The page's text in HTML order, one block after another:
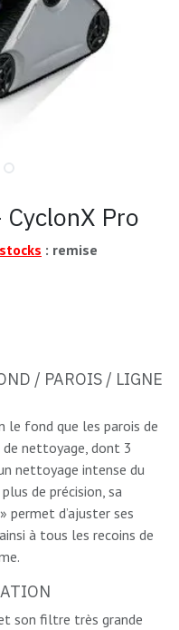
Pro
: remise
/ PAROIS / LIGNE
le fond que les parois de
de nettoyage, dont 3
nettoyage intense du
de précision, sa
d’ajuster ses
à tous les recoins de
son filtre très grande